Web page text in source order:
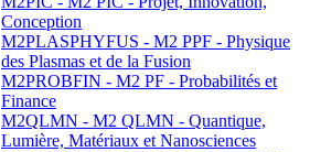
Conception
M2PLASPHYFUS - M2 PPF - Physique
des Plasmas et de la Fusion
M2PROBFIN - M2 PF - Probabilités et
Finance
M2QLMN - M2 QLMN - Quantique,
Lumière, Matériaux et Nanosciences